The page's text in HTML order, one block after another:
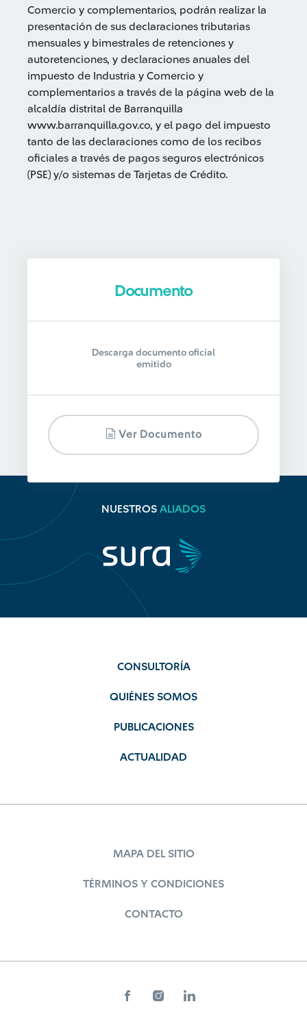
Comercio y complementarios, podrán realizar la
presentación de sus declaraciones tributarias
mensuales y bimestrales de retenciones y
autoretenciones, y declaraciones anuales del
impuesto de Industria y Comercio y
complementarios a través de la página web de la
alcaldía distrital de Barranquilla
www.barranquilla.gov.co, y el pago del impuesto
tanto de las declaraciones como de los recibos
oficiales a través de pagos seguros electrónicos
(PSE) y/o sistemas de Tarjetas de Crédito.
Documento
Descarga documento oficial
emitido
Ver Documento
NUESTROS ALIADOS
CONSULTORÍA
QUIÉNES SOMOS
PUBLICACIONES
ACTUALIDAD
MAPA DEL SITIO
TÉRMINOS Y CONDICIONES
CONTACTO